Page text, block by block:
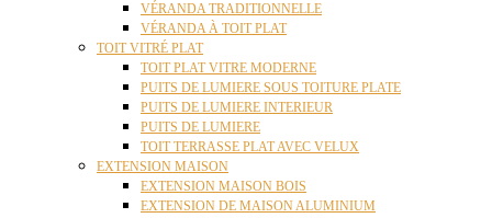
VÉRANDA TRADITIONNELLE
VÉRANDA À TOIT PLAT
TOIT VITRÉ PLAT
TOIT PLAT VITRE MODERNE
PUITS DE LUMIERE SOUS TOITURE PLATE
PUITS DE LUMIERE INTERIEUR
PUITS DE LUMIERE
TOIT TERRASSE PLAT AVEC VELUX
EXTENSION MAISON
EXTENSION MAISON BOIS
EXTENSION DE MAISON ALUMINIUM